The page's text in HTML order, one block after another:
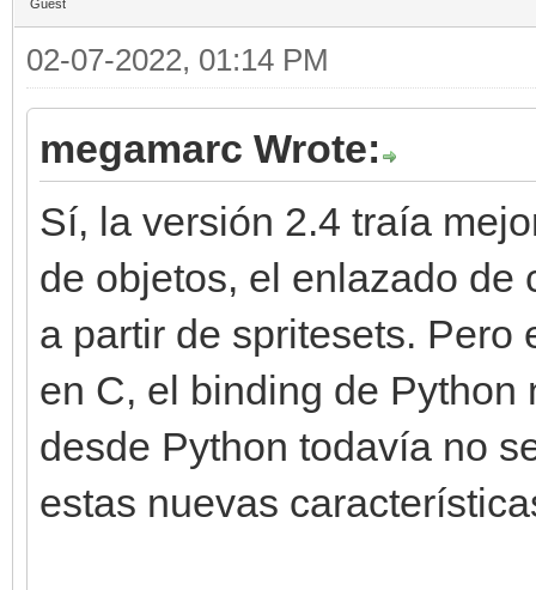
Guest
02-07-2022, 01:14 PM
megamarc Wrote:
Sí, la versión 2.4 traía
de objetos, el enlazado de
a partir de spritesets. Pero
en C, el binding de
desde Python todavía no
estas nuevas